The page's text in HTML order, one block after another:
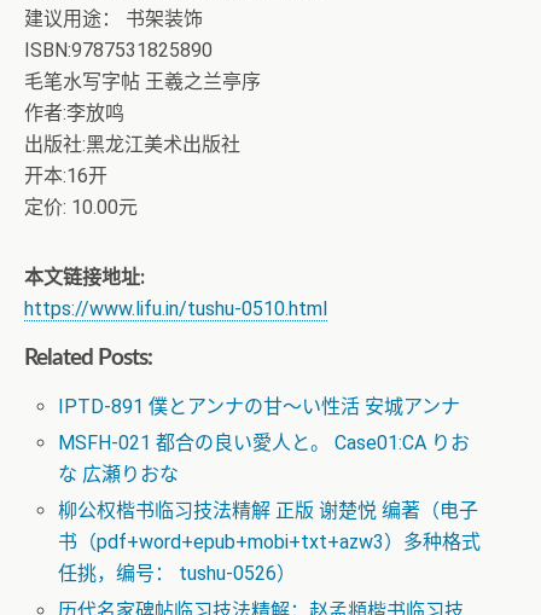
建议用途： 书架装饰
ISBN:9787531825890
毛笔水写字帖 王羲之兰亭序
作者:李放鸣
出版社:黑龙江美术出版社
开本:16开
定价: 10.00元
本文链接地址:
https://www.lifu.in/tushu-0510.html
Related Posts:
IPTD-891 僕とアンナの甘～い性活 安城アンナ
MSFH-021 都合の良い愛人と。 Case01:CA りお
な 広瀬りおな
柳公权楷书临习技法精解 正版 谢楚悦 编著（电子
书（pdf+word+epub+mobi+txt+azw3）多种格式
任挑，编号： tushu-0526）
历代名家碑帖临习技法精解：赵孟頫楷书临习技